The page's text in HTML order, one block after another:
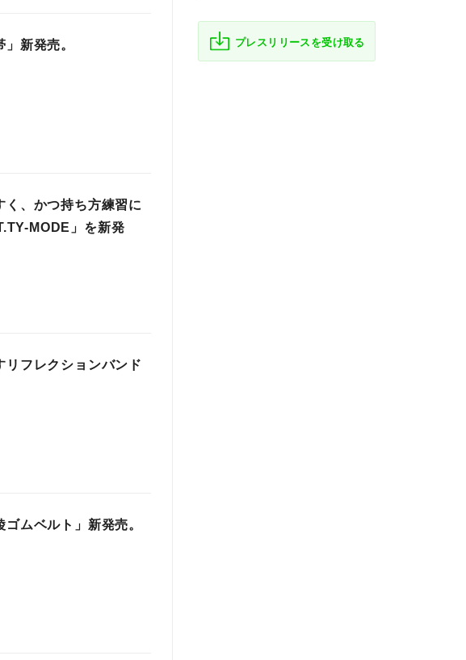
新発売。
く、かつ持ち方練習に
MODE」を新発
フレクションバンド
ムベルト」新発売。
プレスリリースを受け取る